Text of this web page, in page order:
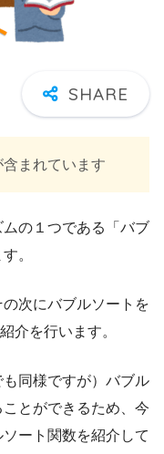
まれています
の１つである「バブ
。
次にバブルソートを
介を行います。
同様ですが）バブル
とができるため、今
ート関数を紹介して